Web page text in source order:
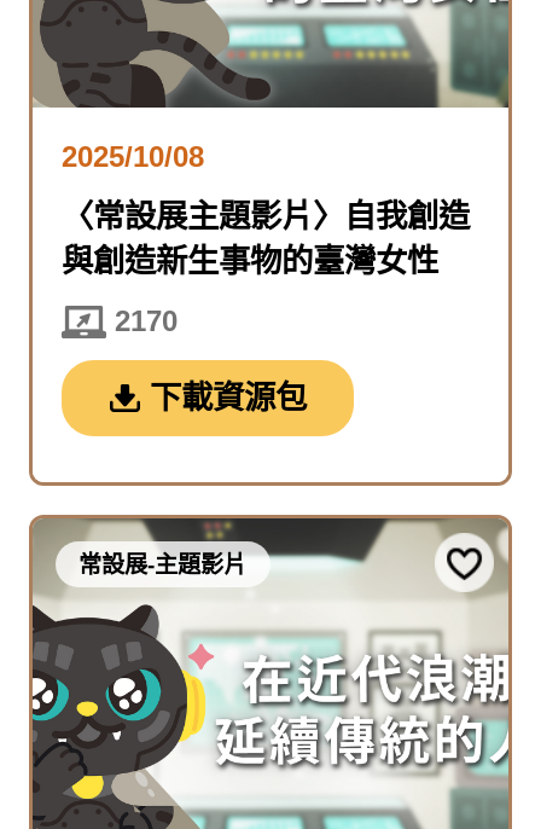
2025/10/08
〈常設展主題影片〉自我創造
與創造新生事物的臺灣女性
2170
下載資源包
常設展-主題影片